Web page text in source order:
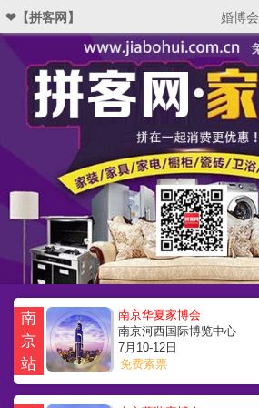
❤【拼客网】 婚博会
南
京
站
南京华夏家博会
南京河西国际博览中心
7月10-12日
免费索票